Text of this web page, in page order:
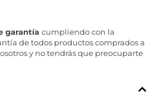
garantía cumpliendo con la
de todos productos comprados a
y no tendrás que preocuparte